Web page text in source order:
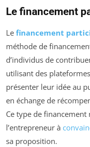
Le financement
Le financement
méthode de
d’individus de
utilisant des
présenter leur idée au
en échange de
Ce type de financement
l’entrepreneur à
sa proposition.